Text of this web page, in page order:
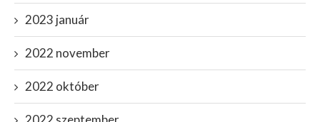
2023 január
2022 november
2022 október